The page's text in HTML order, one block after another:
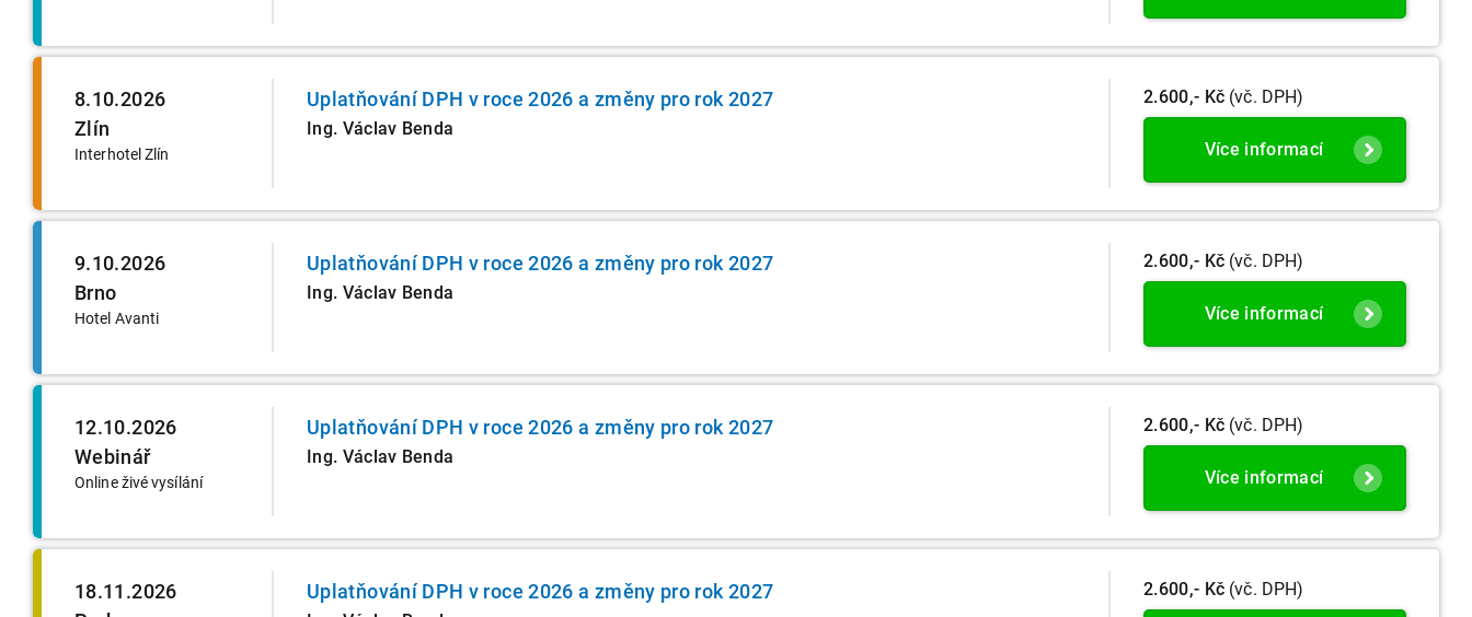
8.10.2026
Zlín
Interhotel Zlín
Uplatňování DPH v roce 2026 a změny pro rok 2027
Ing. Václav Benda
2.600,- Kč (vč. DPH)
Více informací
9.10.2026
Brno
Hotel Avanti
Uplatňování DPH v roce 2026 a změny pro rok 2027
Ing. Václav Benda
2.600,- Kč (vč. DPH)
Více informací
12.10.2026
Webinář
Online živé vysílání
Uplatňování DPH v roce 2026 a změny pro rok 2027
Ing. Václav Benda
2.600,- Kč (vč. DPH)
Více informací
18.11.2026
Uplatňování DPH v roce 2026 a změny pro rok 2027 2.600,- Kč (vč. DPH)